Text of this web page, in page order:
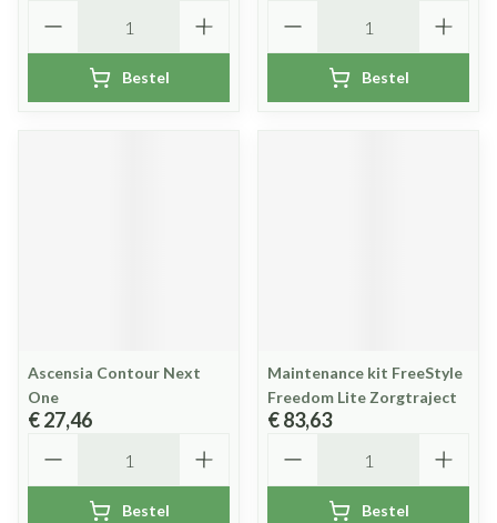
Bestel Bestel
Ascensia Contour Next
One
€ 27,46
Bestel
Maintenance kit FreeStyle
Freedom Lite Zorgtraject
€ 83,63
Bestel